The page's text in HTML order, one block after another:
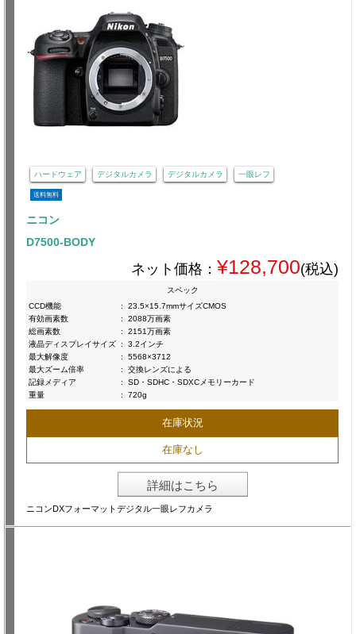
ハードウェア デジタルカメラ デジタルカメラ 一眼レフ
送料無料
ニコン
D7500-BODY
ネット価格： ¥128,700(税込)
スペック
CCD機能
:
23.5×15.7mmサイズCMOS
有効画素数
:
2088万画素
総画素数
:
2151万画素
液晶ディスプレイサイズ :
3.2インチ
最大解像度
:
5568×3712
最大ズーム倍率
:
交換レンズによる
記録メディア
:
SD・SDHC・SDXCメモリーカード
重量
: 720g
在庫状況
在庫なし
詳細はこちら
ニコンDXフォーマットデジタル一眼レフカメラ